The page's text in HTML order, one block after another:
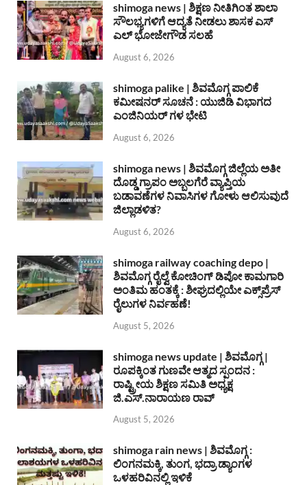
shimoga news | ಶಿಕ್ಷಣ ನೀತಿಗಿಂತ ಶಾಲಾ
ಸೌಲಭ್ಯಗಳಿಗೆ ಆದ್ಯತೆ ನೀಡಲು ಶಾಸಕ ಎಸ್
ಎಲ್ ಭೋಜೇಗೌಡ ಸಲಹೆ
August 6, 2026
shimoga palike | ಶಿವಮೊಗ್ಗ ಪಾಲಿಕೆ
ಕಮೀಷನರ್ ಸೂಚನೆ : ಯುಜಿಡಿ ವಿಭಾಗದ
ಎಂಜಿನಿಯರ್ ಗಳ ಭೇಟಿ
August 6, 2026
shimoga news | ಶಿವಮೊಗ್ಗ ಜಿಲ್ಲೆಯ ಅತೀ
ದೊಡ್ಡ ಗ್ರಾಪಂ ಅಬ್ಬಲಗೆರೆ ವ್ಯಾಪ್ತಿಯ
ಬಡಾವಣೆಗಳ ನಿವಾಸಿಗಳ ಗೋಳು ಆಲಿಸುವುದೆ
ಜಿಲ್ಲಾಡಳಿತ?
August 6, 2026
shimoga railway coaching depo |
ಶಿವಮೊಗ್ಗ ರೈಲ್ವೆ ಕೋಚಿಂಗ್ ಡಿಪೋ ಕಾಮಗಾರಿ
ಅಂತಿಮ ಹಂತಕ್ಕೆ : ಶೀಘ್ರದಲ್ಲಿಯೇ ಎಕ್ಸ್‌ಪ್ರೆಸ್
ರೈಲುಗಳ ನಿರ್ವಹಣೆ!
August 5, 2026
shimoga news update | ಶಿವಮೊಗ್ಗ |
ರೂಪಕ್ಕಿಂತ ಗುಣವೇ ಆತ್ಮದ ಸ್ಪಂದನ :
ರಾಷ್ಟ್ರೀಯ ಶಿಕ್ಷಣ ಸಮಿತಿ ಅಧ್ಯಕ್ಷ
ಜಿ.ಎಸ್.ನಾರಾಯಣ ರಾವ್
August 5, 2026
shimoga rain news | ಶಿವಮೊಗ್ಗ :
ಲಿಂಗನಮಕ್ಕಿ, ತುಂಗ, ಭದ್ರಾ ಡ್ಯಾಂಗಳ
ಒಳಹರಿವಿನಲ್ಲಿ ಇಳಿಕೆ